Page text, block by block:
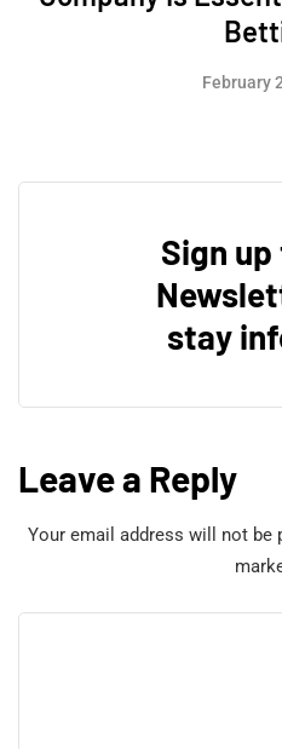
February
Sign
stay
Leave a Reply
Your email address will not be